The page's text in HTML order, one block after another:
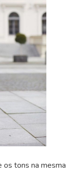
os tons na mesma